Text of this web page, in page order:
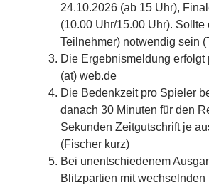
24.10.2026 (ab 15 Uhr),
(10.00 Uhr/15.00 Uhr).
Teilnehmer) notwendig sein
Die Ergebnismeldung
(at) web.de
Die Bedenkzeit pro Spieler
danach 30 Minuten für den
Sekunden Zeitgutschrift je
(Fischer kurz)
Bei unentschiedenem
Blitzpartien mit